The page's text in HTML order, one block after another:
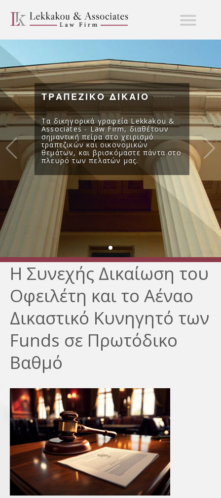
ΤΡΑΠΕΖΙΚΟ ΔΙΚΑΙΟ
Τα δικηγορικά γραφεία Lekkakou &
Associates - Law Firm, διαθέτουν
σημαντική πείρα στο χειρισμό
τραπεζικών και οικονομικών
θεμάτων, και βρισκόμαστε πάντα στο
πλευρό των πελατών μας.
Η Συνεχής Δικαίωση του
Οφειλέτη και το Αέναο
Δικαστικό Κυνηγητό των
Funds σε Πρωτόδικο
Βαθμό